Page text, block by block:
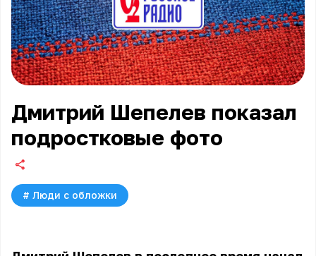
Дмитрий Шепелев показал
подростковые фото
# Люди с обложки